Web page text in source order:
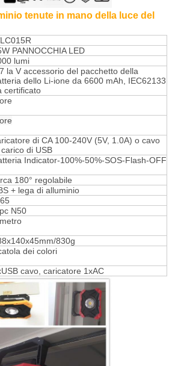
tenute in mano della luce del
PANNOCCHIA LED
lumi
la V accessorio del pacchetto della
dello Li-ione da 6600 mAh, IEC62133
certificato
di CA 100-240V (5V, 1.0A) o cavo
di USB
Indicator-100%-50%-SOS-Flash-OFF
180° regolabile
+ lega di alluminio
N50
830g
dei colori
cavo, caricatore 1xAC